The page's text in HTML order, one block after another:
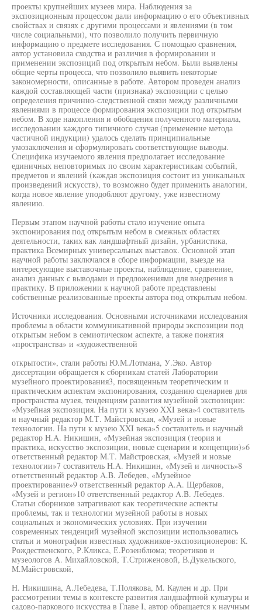
проекты крупнейших музеев мира. Наблюдения за
экспозиционным процессом дали информацию о его объективных
свойствах и связях с другими процессами и явлениями (в том
числе социальными), что позволило получить первичную
информацию о предмете исследования. С помощью сравнения,
автор установила сходства и различия в формировании и
применении экспозиций под открытым небом. Были выявлены
общие черты процесса, что позволило выявить некоторые
закономерности, описанные в работе. Автором проведен анализ
каждой составляющей части (признака) экспозиции с целью
определения причинно-следственной связи между различными
явлениями в процессе формирования экспозиции под открытым
небом. В ходе накопления и обобщения полученного материала,
исследовании каждого типичного случая (применение метода
частичной индукции) удалось сделать принципиальные
умозаключения и сформулировать соответствующие выводы.
Специфика изучаемого явления предполагает исследование
единичных неповторимых по своим характеристикам событий,
предметов и явлений (каждая экспозиция состоит из уникальных
произведений искусств), то возможно будет применить аналогии,
когда новое явление уподобляют другому, уже известному
явлению.
Первым этапом научной работы стало изучение опыта
экспонирования под открытым небом в смежных областях
деятельности, таких как ландшафтный дизайн, урбанистика,
практика Всемирных универсальных выставок. Основной этап
научной работы заключался в сборе информации, выезде на
интересующие выставочные проекты, наблюдение, сравнение,
анализ данных с выводами и предложениями для внедрения в
практику. В приложении к научной работе представлены
собственные реализованные проекты автора под открытым небом.
Источники исследования. Основными источниками исследования
проблемы в области коммуникативной природы экспозиции под
открытым небом в семиотическом аспекте, а также понятия
«пространства» и «художественной
открытости», стали работы Ю.М.Лотмана, У.Эко. Автор
диссертации обращается к сборникам статей Лаборатории
музейного проектирования3, посвященным теоретическим и
практическим аспектам экспонирования, созданию сценариев для
пространства музея, тенденциям развития музейной экспозиции:
«Музейная экспозиция. На пути к музею XXI века»4 составитель
и научный редактор М.Т. Майстровская, «Музей и новые
технологии. На пути к музею XXI века»5 составитель и научный
редактор H.A. Никишин, «Музейная экспозиция (теория и
практика, искусство экспозиции, новые сценарии и концепции)»6
ответственный редактор М.Т. Майстровская, «Музей и новые
технологии»7 составитель H.A. Никишин, «Музей и личность»8
ответственный редактор A.B. Лебедев, «Музейное
проектирование»9 ответственный редактор A.A. Щербаков,
«Музей и регион»10 ответственный редактор A.B. Лебедев.
Статьи сборников затрагивают как теоретические аспекты
проблемы, так и технологии музейной работы в новых
социальных и экономических условиях. При изучении
современных тенденций музейной экспозиции использовались
статьи и монографии известных художников-экспозиционеров: К.
Рождественского, Р.Кликса, Е.Розенблюма; теоретиков и
музеологов А. Михайловской, Т.Стриженовой, В.Дукельского,
М.Майстровской,
Н. Никишина, А.Лебедева, Т.Полякова, М. Каулен и др. При
рассмотрении темы в контексте развития ландшафтной культуры и
садово-паркового искусства в Главе I, автор обращается к научным